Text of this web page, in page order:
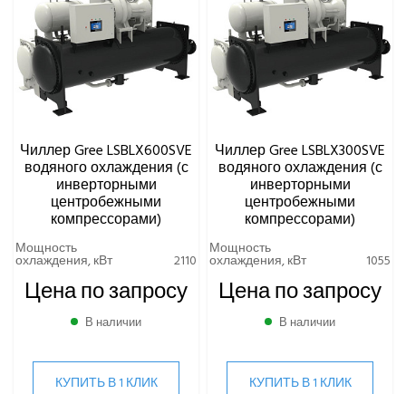
Чиллер Gree LSBLX600SVE
водяного охлаждения (с
инверторными
центробежными
компрессорами)
Мощность
охлаждения, кВт 2110
Цена по запросу
В наличии
КУПИТЬ В 1 КЛИК
Чиллер Gree LSBLX300SVE
водяного охлаждения (с
инверторными
центробежными
компрессорами)
Мощность
охлаждения, кВт 1055
Цена по запросу
В наличии
КУПИТЬ В 1 КЛИК